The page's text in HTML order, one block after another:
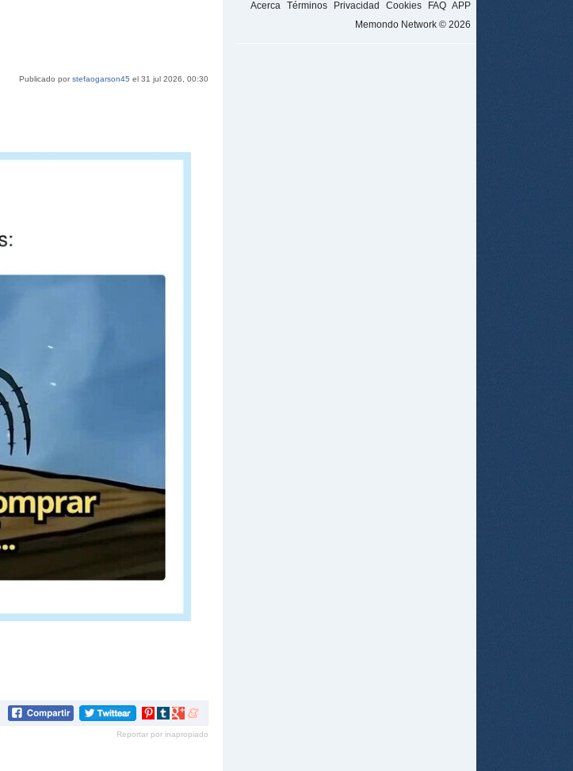
Publicado porstefaogarson45 el 31 jul 2026, 00:30
Compartir
Pinterest
Compartir
tumblr
Compartir
Google+
Compartir
meneame
Reportar por inapropiado
Acerca Términos Privacidad Cookies FAQ APP
Memondo Network © 2026